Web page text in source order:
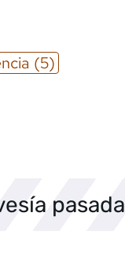
(5)
pasada